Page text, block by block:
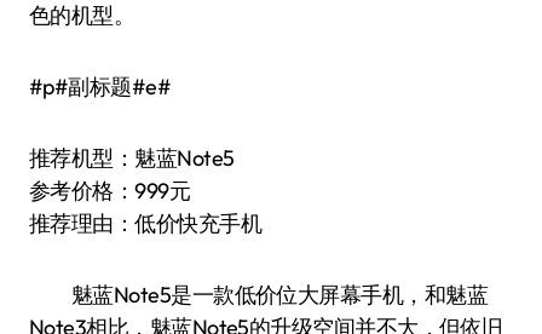
色的机型。
#p#副标题#e#
推荐机型：魅蓝Note5
参考价格：999元
推荐理由：低价快充手机
魅蓝Note5是一款低价位大屏幕手机，和魅蓝
Note3相比，魅蓝Note5的升级空间并不大，但依旧